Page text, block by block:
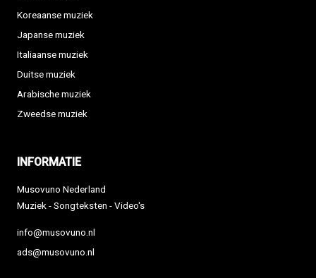
Koreaanse muziek
Japanse muziek
Italiaanse muziek
Duitse muziek
Arabische muziek
Zweedse muziek
INFORMATIE
Musovuno Nederland
Muziek - Songteksten - Video's
info@musovuno.nl
ads@musovuno.nl